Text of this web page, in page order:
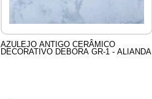
AZULEJO ANTIGO CERÂMICO
DECORATIVO DEBORA GR-1 - ALIANDA